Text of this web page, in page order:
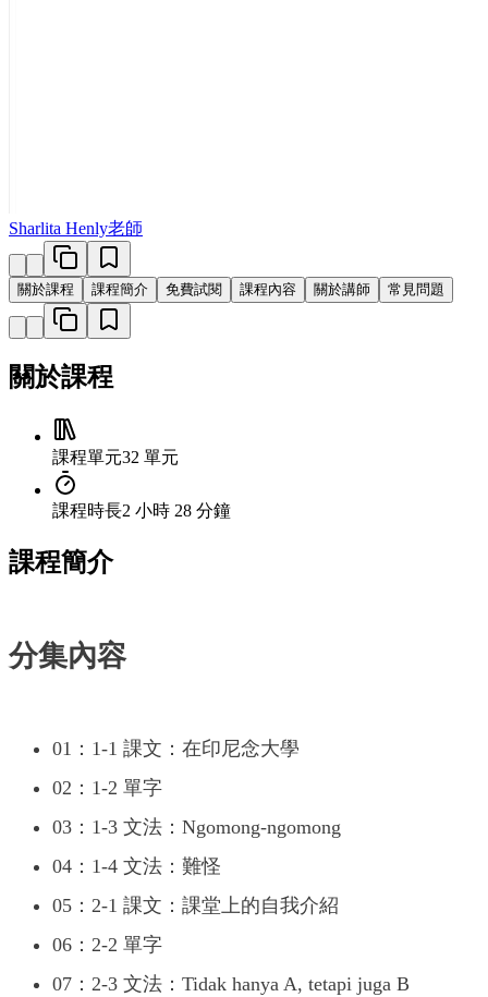
Sharlita Henly老師
關於課程 課程簡介 免費試閱 課程內容 關於講師 常見問題
關於課程
課程單元32 單元
課程時長2 小時 28 分鐘
課程簡介
分集內容
01：1-1 課文：在印尼念大學
02：1-2 單字
03：1-3 文法：Ngomong-ngomong
04：1-4 文法：難怪
05：2-1 課文：課堂上的自我介紹
06：2-2 單字
07：2-3 文法：Tidak hanya A, tetapi juga B